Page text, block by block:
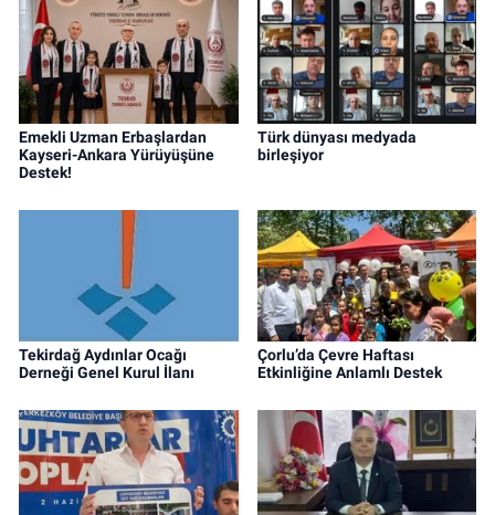
Emekli Uzman Erbaşlardan
Kayseri-Ankara Yürüyüşüne
Destek!
Türk dünyası medyada
birleşiyor
Tekirdağ Aydınlar Ocağı
Derneği Genel Kurul İlanı
Çorlu’da Çevre Haftası
Etkinliğine Anlamlı Destek